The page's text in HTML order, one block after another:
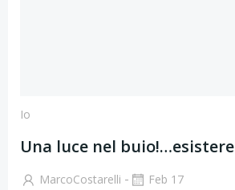
Io
Una luce nel buio!…esistere
MarcoCostarelli - Feb 17